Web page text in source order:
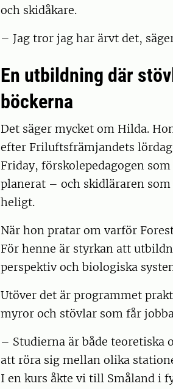
och skidåkare.
– Jag tror jag har ärvt det,
En utbildning där
böckerna
Det säger mycket om Hilda.
efter Friluftsfrämjandets
Friday, förskolepedagogen
planerat – och skid­lä­raren
heligt.
När hon pratar om varför
För henne är styrkan att
perspektiv och biologiska
Utöver det är programmet
myror och stövlar som får
– Studierna är både
att röra sig mellan olika
I en kurs åkte vi till Småland i